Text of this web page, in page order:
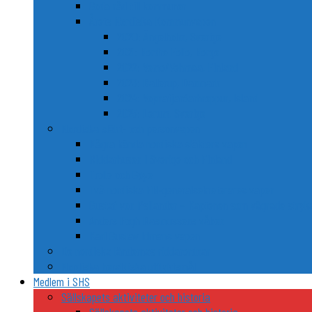
Medlem i SHS
Sällskapets aktiviteter och historia